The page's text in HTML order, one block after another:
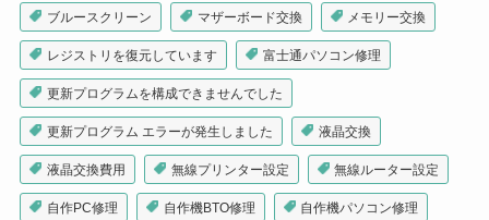
ブルースクリーン マザーボード交換 メモリー交換
レジストリを復元しています 富士通パソコン修理
更新プログラムを構成できませんでした
更新プログラム エラーが発生しました 液晶交換
液晶交換費用 無線プリンター設定 無線ルーター設定
自作PC修理 自作機BTO修理 自作機パソコン修理